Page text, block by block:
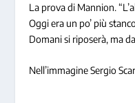
La prova di Mannion.
Oggi era un po’ più
Domani si riposerà, ma
Nell’immagine Sergio